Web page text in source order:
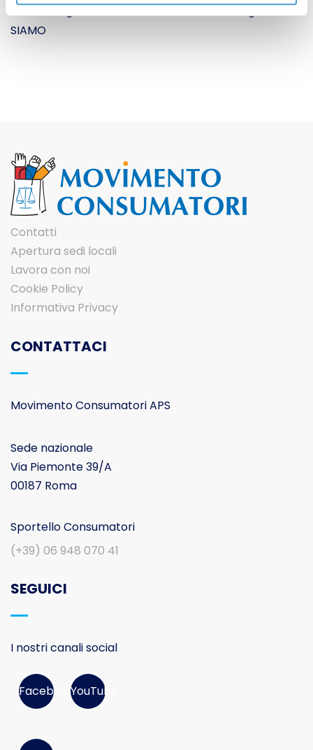
sottocategoria SERVIZIO LEGALE MC di categoria CHI
SIAMO
Contatti
Apertura sedi locali
Lavora con noi
Cookie Policy
Informativa Privacy
CONTATTACI
Movimento Consumatori APS
Sede nazionale
Via Piemonte 39/A
00187 Roma
Sportello Consumatori
(+39) 06 948 070 41
SEGUICI
I nostri canali social
FacebookYouTube